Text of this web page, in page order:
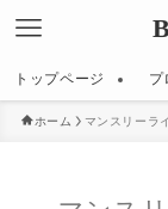
トップページ プ
ホーム マンスリーラ